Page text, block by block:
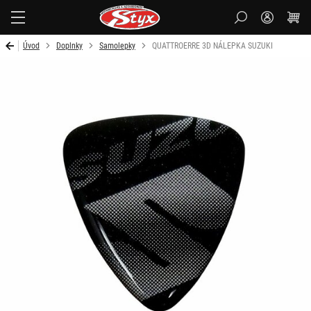
Úvod Doplnky Samolepky QUATTROERRE 3D NÁLEPKA SUZUKI